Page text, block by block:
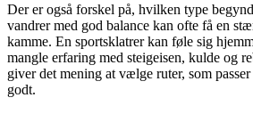
Der er også forskel på, hvilken type
vandrer med god balance kan ofte få en
kamme. En sportsklatrer kan føle sig
mangle erfaring med steigeisen, kulde og
giver det mening at vælge ruter, som
godt.